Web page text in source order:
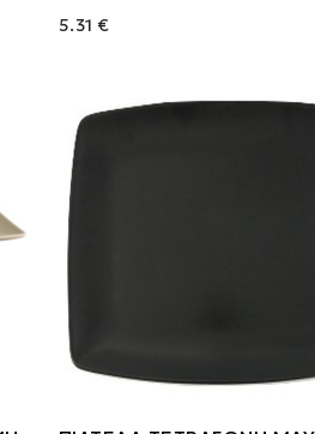
5.31 €